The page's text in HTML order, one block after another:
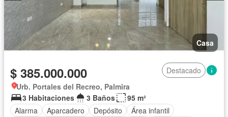
Casa
$ 385.000.000
Destacado
Urb. Portales del Recreo, Palmira
3 Habitaciones
3 Baños
95 m²
Alarma
Aparcadero Depósito
Área infantil